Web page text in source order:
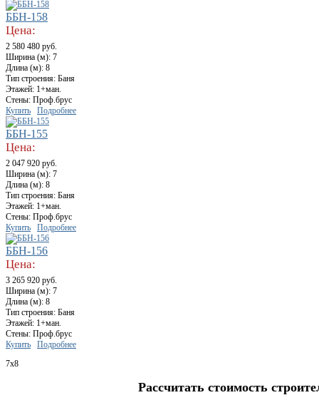
ББН-158
Цена:
2 580 480 руб.
Ширина (м): 7
Длина (м): 8
Тип строения: Баня
Этажей: 1+ман.
Стены: Проф.брус
Купить
Подробнее
ББН-155
Цена:
2 047 920 руб.
Ширина (м): 7
Длина (м): 8
Тип строения: Баня
Этажей: 1+ман.
Стены: Проф.брус
Купить
Подробнее
ББН-156
Цена:
3 265 920 руб.
Ширина (м): 7
Длина (м): 8
Тип строения: Баня
Этажей: 1+ман.
Стены: Проф.брус
Купить
Подробнее
7x8
Рассчитать стоимость